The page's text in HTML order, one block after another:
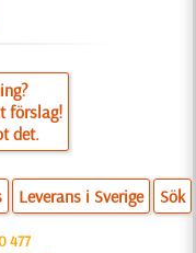
förslag!
det.
Leverans i Sverige Sök
477